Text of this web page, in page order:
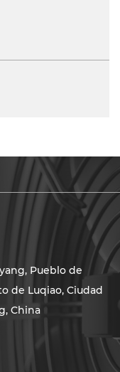
Pueblo de
de Luqiao, Ciudad
China